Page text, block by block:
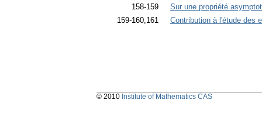
158-159
Sur une propriété
159-160,161
Contribution à l'étude des
© 2010 Institute of Mathematics CAS